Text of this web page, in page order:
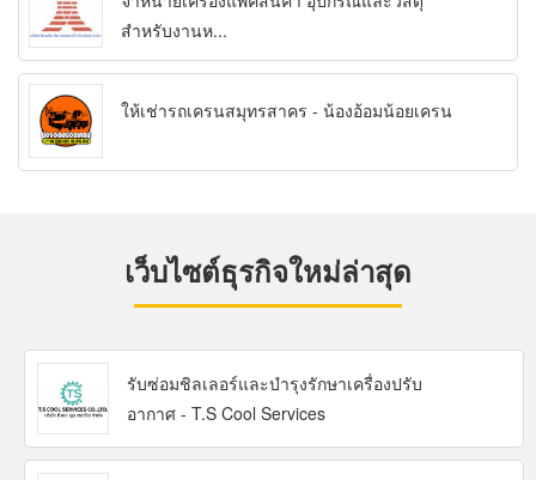
สำหรับงานห...
ให้เช่ารถเครนสมุทรสาคร - น้องอ้อมน้อยเครน
เว็บไซต์ธุรกิจใหม่ล่าสุด
รับซ่อมชิลเลอร์และบำรุงรักษาเครื่องปรับ
อากาศ - T.S Cool Services